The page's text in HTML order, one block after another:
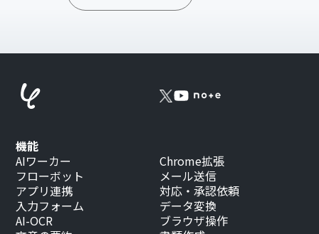
機能
AIワーカー
フローボット
アプリ連携
入力フォーム
AI-OCR
Chrome拡張
メール送信
対応・承認依頼
データ変換
ブラウザ操作